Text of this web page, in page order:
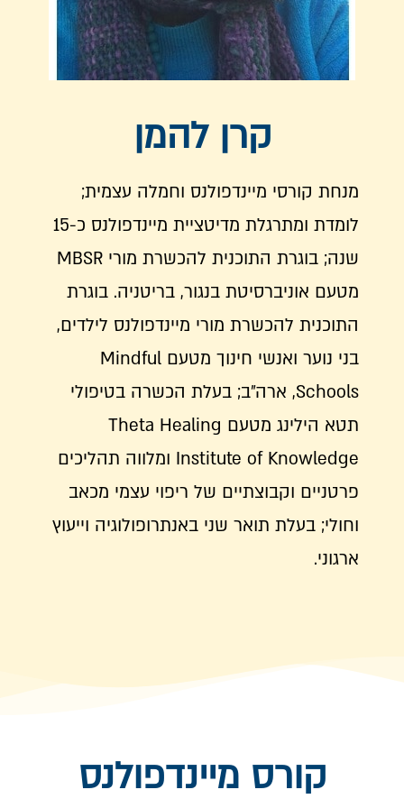
קרן להמן
מנחת קורסי מיינדפולנס וחמלה עצמית;
לומדת ומתרגלת מדיטציית מיינדפולנס כ-15
שנה; בוגרת התוכנית להכשרת מורי MBSR
מטעם אוניברסיטת בנגור, בריטניה. בוגרת
התוכנית להכשרת מורי מיינדפולנס לילדים,
בני נוער ואנשי חינוך מטעם Mindful
Schools, ארה״ב; בעלת הכשרה בטיפולי
תטא הילינג מטעם Theta Healing
Institute of Knowledge ומלווה תהליכים
פרטניים וקבוצתיים של ריפוי עצמי מכאב
וחולי; בעלת תואר שני באנתרופולוגיה וייעוץ
ארגוני.
קורס מיינדפולנס